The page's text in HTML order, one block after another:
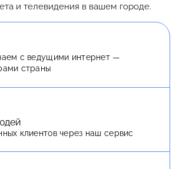
и телевидения в вашем городе.
с ведущими интернет —
страны
клиентов через наш сервис